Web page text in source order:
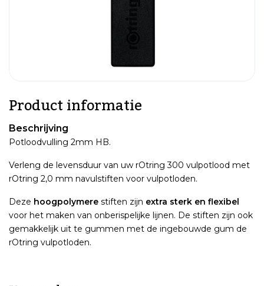
Product informatie
Beschrijving
Potloodvulling 2mm HB.
Verleng de levensduur van uw rOtring 300 vulpotlood met
rOtring 2,0 mm navulstiften voor vulpotloden.
Deze hoogpolymere stiften zijn extra sterk en flexibel
voor het maken van onberispelijke lijnen. De stiften zijn ook
gemakkelijk uit te gummen met de ingebouwde gum de
rOtring vulpotloden.